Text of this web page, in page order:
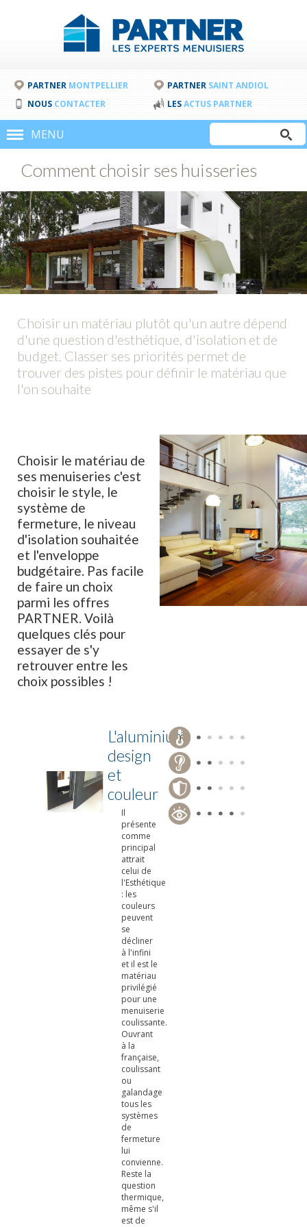
PARTNER MONTPELLIER PARTNER SAINT ANDIOL
NOUS CONTACTER LESACTUS PARTNER
MENU
de
recherche
Rechercher
Comment choisir ses huisseries
Choisir un matériau plutôt qu'un autre dépend
d'une question d'esthétique, d'isolation et de
budget. Classer ses priorités permet de
trouver des pistes pour définir le matériau que
l'on souhaite
Choisir le matériau de
ses menuiseries c'est
choisir le style, le
système de
fermeture, le niveau
d'isolation souhaitée
et l'enveloppe
budgétaire. Pas facile
de faire un choix
parmi les offres
PARTNER. Voilà
quelques clés pour
essayer de s'y
retrouver entre les
choix possibles !
L'aluminium,
design
et
couleur
Il
présente
comme
principal
attrait
celui de
l'Esthétique
: les
couleurs
peuvent
se
décliner
à l'infini
et il est le
matériau
privilégié
pour une
menuiserie
coulissante.
Ouvrant
à la
française,
coulissant
ou
galandage
tous les
systèmes
de
fermeture
lui
convienne.
Reste la
question
thermique,
même s'il
est de